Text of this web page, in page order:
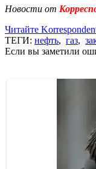
Новости от
Читайте
ТЕГИ: нефть, газ,
Если вы заметили